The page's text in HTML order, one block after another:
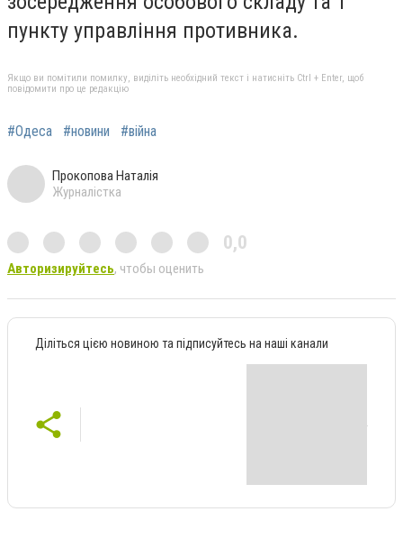
пункту управління противника.
Якщо ви помітили помилку, виділіть необхідний текст і натисніть Ctrl + Enter, щоб
повідомити про це редакцію
#Одеса #новини #війна
Прокопова Наталія
Журналістка
0,0
Авторизируйтесь, чтобы оценить
Діліться цією новиною та підписуйтесь на наші канали